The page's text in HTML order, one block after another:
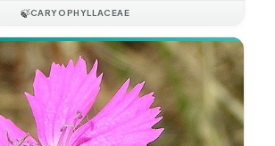
🍃CARYOPHYLLACEAE